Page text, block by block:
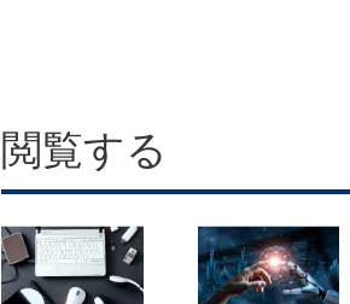
閲覧する